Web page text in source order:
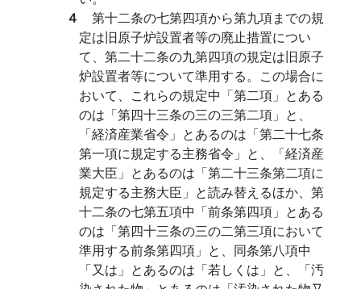
４ 第十二条の七第四項から第九項までの規
定は旧原子炉設置者等の廃止措置につい
て、第二十二条の九第四項の規定は旧原子
炉設置者等について準用する。この場合に
おいて、これらの規定中「第二項」とある
のは「第四十三条の三の三第二項」と、
「経済産業省令」とあるのは「第二十七条
第一項に規定する主務省令」と、「経済産
業大臣」とあるのは「第二十三条第二項に
規定する主務大臣」と読み替えるほか、第
十二条の七第五項中「前条第四項」とある
のは「第四十三条の三の二第三項において
準用する前条第四項」と、同条第八項中
「又は」とあるのは「若しくは」と、「汚